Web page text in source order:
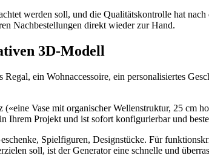
werden soll, und die Qualitätskontrolle hat
Nachbestellungen direkt wieder zur Hand.
3D-Modell
ein Wohnaccessoire, ein personalisiertes
Vase mit organischer Wellenstruktur, 25 cm
Ihrem Projekt und ist sofort konfigurierbar und
Spielfiguren, Designstücke. Für
soll, ist der Generator eine schnelle und